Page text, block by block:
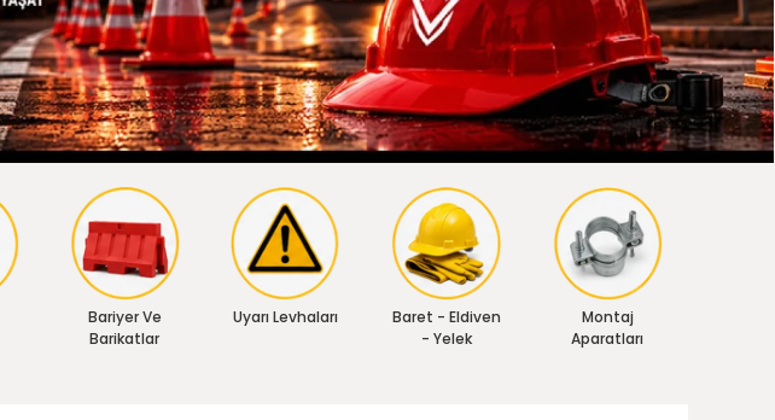
Bariyer Ve
Barikatlar
Uyarı Levhaları
Baret - Eldiven
- Yelek
Montaj
Aparatları